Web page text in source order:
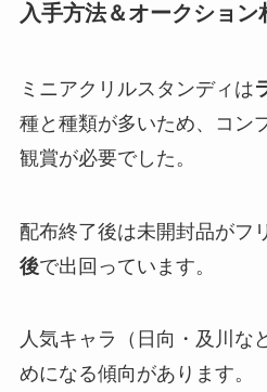
入手方法＆オークション
ミニアクリルスタンディは
種と種類が多いため、コン
観賞が必要でした。
配布終了後は未開封品がフ
後で出回っています。
人気キャラ（日向・及川な
めになる傾向があります。